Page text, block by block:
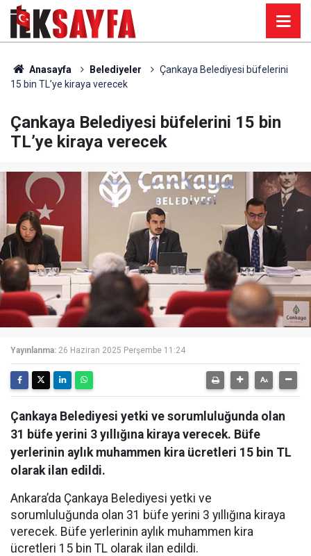
Anasayfa Belediyeler
Çankaya Belediyesi büfelerini
15 bin TL’ye kiraya verecek
Çankaya Belediyesi büfelerini 15 bin
TL’ye kiraya verecek
Yayınlanma: 26 Haziran 2025 Perşembe 11:24
Çankaya Belediyesi yetki ve sorumluluğunda olan
31 büfe yerini 3 yıllığına kiraya verecek. Büfe
yerlerinin aylık muhammen kira ücretleri 15 bin TL
olarak ilan edildi.
Ankara’da Çankaya Belediyesi yetki ve
sorumluluğunda olan 31 büfe yerini 3 yıllığına kiraya
verecek. Büfe yerlerinin aylık muhammen kira
ücretleri 15 bin TL olarak ilan edildi.